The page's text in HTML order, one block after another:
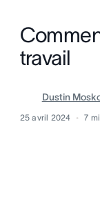
travail
Dustin
25 avril 2024 7